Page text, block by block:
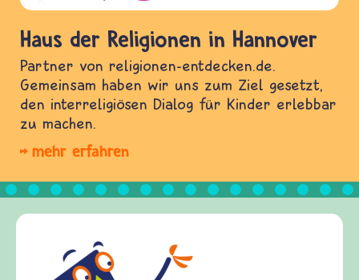
Haus der Religionen in Hannover
Partner von religionen-entdecken.de.
Gemeinsam haben wir uns zum Ziel gesetzt,
den interreligiösen Dialog für Kinder erlebbar
zu machen.
mehr erfahren
Frieden Fragen